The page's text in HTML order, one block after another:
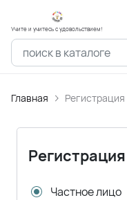
Учите и учитесь с удовольствием!
Главная Регистрация
Регистрация
Частное лицо